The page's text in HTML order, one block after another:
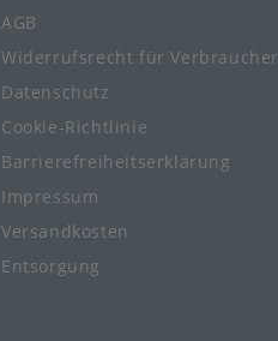
AGB
Widerrufsrecht für Verbraucher
Datenschutz
Cookie-Richtlinie
Barrierefreiheitserklärung
Impressum
Versandkosten
Entsorgung